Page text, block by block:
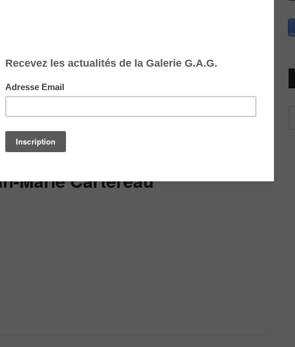
Marie Cartereau